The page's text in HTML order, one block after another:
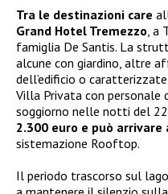
Tra le destinazioni care
Grand Hotel Tremezzo ,
famiglia De Santis. La
alcune con giardino, altre
dell’edificio o
Villa Privata con personale
soggiorno nelle notti del
2.300 euro e può arrivare
sistemazione Rooftop.
Il periodo trascorso sul